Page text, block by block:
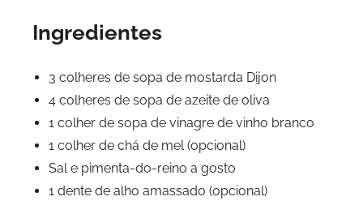
Ingredientes
3 colheres de sopa de mostarda Dijon
4 colheres de sopa de azeite de oliva
1 colher de sopa de vinagre de vinho branco
1 colher de chá de mel (opcional)
Sal e pimenta-do-reino a gosto
1 dente de alho amassado (opcional)